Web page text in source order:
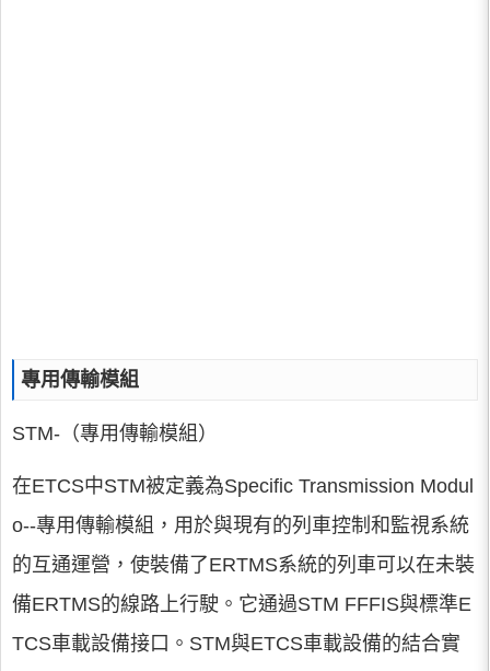
專用傳輸模組
STM-（專用傳輸模組）
在ETCS中STM被定義為Specific Transmission Modul
o--專用傳輸模組，用於與現有的列車控制和監視系統
的互通運營，使裝備了ERTMS系統的列車可以在未裝
備ERTMS的線路上行駛。它通過STM FFFIS與標準E
TCS車載設備接口。STM與ETCS車載設備的結合實